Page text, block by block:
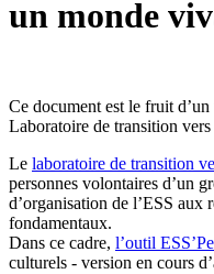
un monde
Ce document est le fruit
Laboratoire de transition
Le laboratoire de transition
personnes volontaires d’un
d’organisation de l’ESS aux
fondamentaux.
Dans ce cadre, l’outil
culturels - version en cours